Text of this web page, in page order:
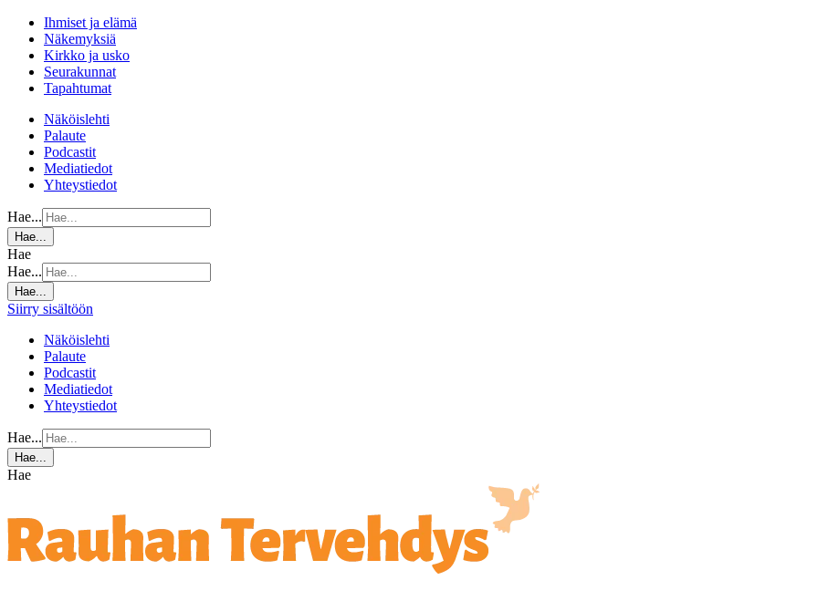
Ihmiset ja elämä
Näkemyksiä
Kirkko ja usko
Seurakunnat
Tapahtumat
Näköislehti
Palaute
Podcastit
Mediatiedot
Yhteystiedot
Hae...
Hae...
Hae
Hae...
Hae...
Siirry sisältöön
Näköislehti
Palaute
Podcastit
Mediatiedot
Yhteystiedot
Hae...
Hae...
Hae